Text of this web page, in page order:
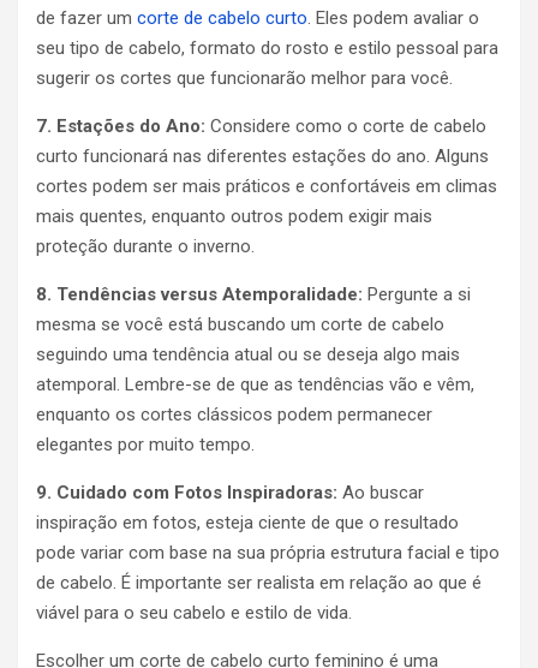
de fazer um corte de cabelo curto. Eles podem avaliar o
seu tipo de cabelo, formato do rosto e estilo pessoal para
sugerir os cortes que funcionarão melhor para você.
7. Estações do Ano: Considere como o corte de cabelo
curto funcionará nas diferentes estações do ano. Alguns
cortes podem ser mais práticos e confortáveis em climas
mais quentes, enquanto outros podem exigir mais
proteção durante o inverno.
8. Tendências versus Atemporalidade: Pergunte a si
mesma se você está buscando um corte de cabelo
seguindo uma tendência atual ou se deseja algo mais
atemporal. Lembre-se de que as tendências vão e vêm,
enquanto os cortes clássicos podem permanecer
elegantes por muito tempo.
9. Cuidado com Fotos Inspiradoras: Ao buscar
inspiração em fotos, esteja ciente de que o resultado
pode variar com base na sua própria estrutura facial e tipo
de cabelo. É importante ser realista em relação ao que é
viável para o seu cabelo e estilo de vida.
Escolher um corte de cabelo curto feminino é uma